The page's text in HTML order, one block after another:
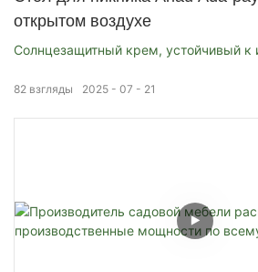
открытом воздухе
Солнцезащитный крем, устойчивый к
антикоррозион
2025 07 21
82 взгляды